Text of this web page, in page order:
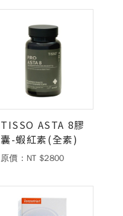
TISSO ASTA 8膠
囊-蝦紅素(全素)
原價：NT $2800